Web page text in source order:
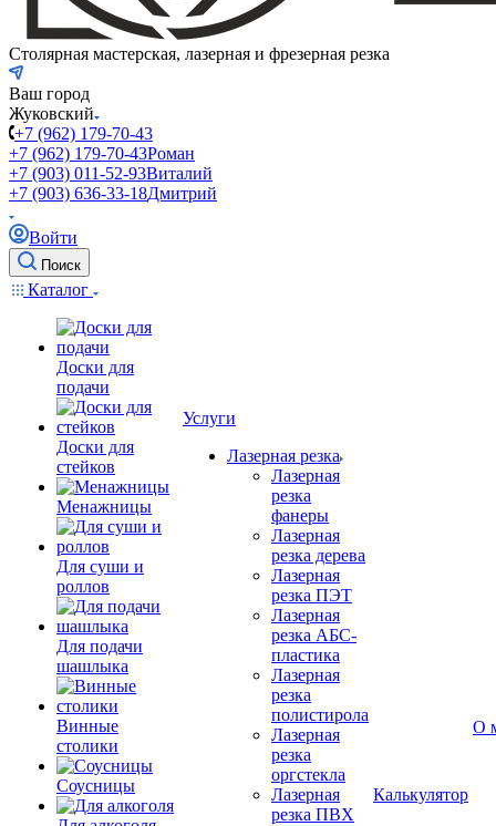
Столярная мастерская, лазерная и фрезерная резка
Ваш город
Жуковский
+7 (962) 179-70-43
+7 (962) 179-70-43Роман
+7 (903) 011-52-93Виталий
+7 (903) 636-33-18Дмитрий
Войти
Поиск
Каталог
Доски для
подачи
Доски для
стейков
Менажницы
Для суши и
роллов
Для подачи
шашлыка
Винные
столики
Соусницы
Услуги
Лазерная резка
Лазерная
резка
фанеры
Лазерная
резка дерева
Лазерная
резка ПЭТ
Лазерная
резка АБС-
пластика
Лазерная
резка
полистирола
Лазерная
резка
оргстекла
Лазерная
резка ПВХ
Калькулятор
О